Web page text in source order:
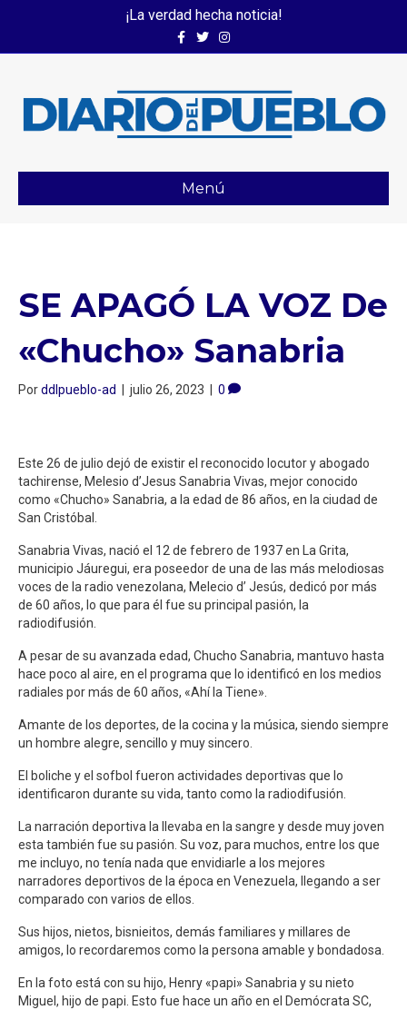
¡La verdad hecha noticia!
FacebookTwitterInstagram
Menú
SE APAGÓ LA VOZ De
«Chucho» Sanabria
Porddlpueblo-ad | julio 26, 2023 | 0
Este 26 de julio dejó de existir el reconocido locutor y abogado
tachirense, Melesio d’Jesus Sanabria Vivas, mejor conocido
como «Chucho» Sanabria, a la edad de 86 años, en la ciudad de
San Cristóbal.
Sanabria Vivas, nació el 12 de febrero de 1937 en La Grita,
municipio Jáuregui, era poseedor de una de las más melodiosas
voces de la radio venezolana, Melecio d’ Jesús, dedicó por más
de 60 años, lo que para él fue su principal pasión, la
radiodifusión.
A pesar de su avanzada edad, Chucho Sanabria, mantuvo hasta
hace poco al aire, en el programa que lo identificó en los medios
radiales por más de 60 años, «Ahí la Tiene».
Amante de los deportes, de la cocina y la música, siendo siempre
un hombre alegre, sencillo y muy sincero.
El boliche y el sofbol fueron actividades deportivas que lo
identificaron durante su vida, tanto como la radiodifusión.
La narración deportiva la llevaba en la sangre y desde muy joven
esta también fue su pasión. Su voz, para muchos, entre los que
me incluyo, no tenía nada que envidiarle a los mejores
narradores deportivos de la época en Venezuela, llegando a ser
comparado con varios de ellos.
Sus hijos, nietos, bisnieitos, demás familiares y millares de
amigos, lo recordaremos como la persona amable y bondadosa.
En la foto está con su hijo, Henry «papi» Sanabria y su nieto
Miguel, hijo de papi. Esto fue hace un año en el Demócrata SC,